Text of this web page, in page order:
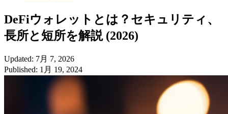
DeFiウォレットとは？セキュリティ、
長所と短所を解説 (2026)
Updated: 7月 7, 2026
Published: 1月 19, 2024